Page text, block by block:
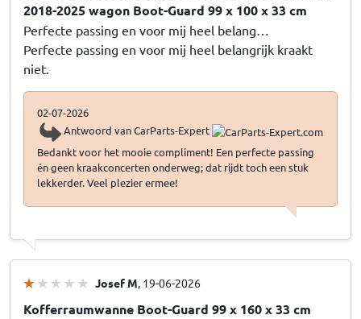
2018-2025 wagon Boot-Guard 99 x 100 x 33 cm
Perfecte passing en voor mij heel belang…
Perfecte passing en voor mij heel belangrijk kraakt
niet.
02-07-2026
Antwoord van CarParts-Expert
Bedankt voor het mooie compliment! Een perfecte passing
én geen kraakconcerten onderweg; dat rijdt toch een stuk
lekkerder. Veel plezier ermee!
Josef M, 19-06-2026
Kofferraumwanne Boot-Guard 99 x 160 x 33 cm